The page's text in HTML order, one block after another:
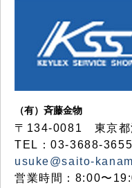
（有）斉藤金物
〒134-0081 東京都
TEL：03-3688-
usuke@saito-
営業時間：8:00〜